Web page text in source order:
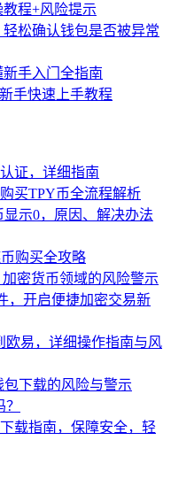
程+风险提示
松确认钱包是否被异常
手入门全指南
手快速上手教程
证，详细指南
买TPY币全流程解析
示0，原因、解决办法
购买全攻略
密货币领域的风险警示
，开启便捷加密交易新
欧易，详细操作指南与风
下载的风险与警示
载指南，保障安全，轻